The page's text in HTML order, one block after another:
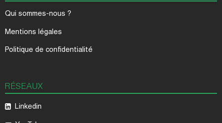
Qui sommes-nous ?
Mentions légales
Politique de confidentialité
RÉSEAUX
Linkedin